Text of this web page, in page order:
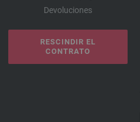
Devoluciones
RESCINDIR EL
CONTRATO